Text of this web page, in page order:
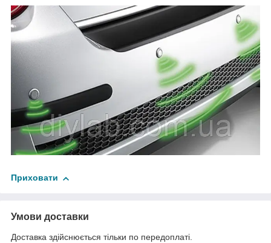
Приховати
Умови доставки
Доставка здійснюється тільки по передоплаті.